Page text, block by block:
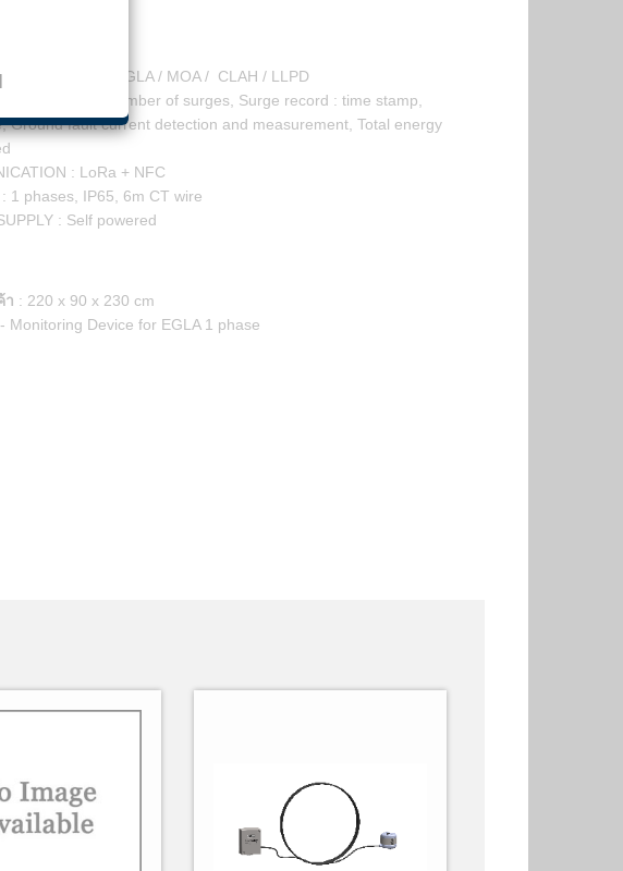
Monitoring for EGLA / MOA / CLAH / LLPD
Total number of surges, Surge record : time stamp,
Ground fault current detection and measurement, Total energy
: LoRa + NFC
1 phases, IP65, 6m CT wire
: Self powered
า : 220 x 90 x 230 cm
Monitoring Device for EGLA 1 phase
|